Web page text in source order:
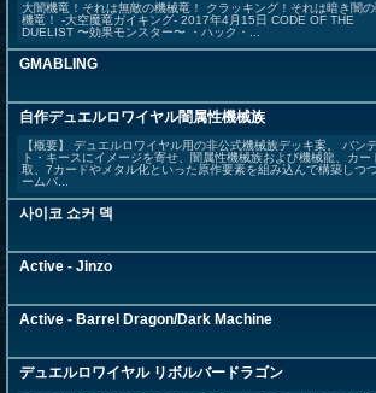
大闇機竜！それは無敵の機械竜！ クラッキング！それは暗き闇の
機竜！ -大空魔竜ガイキング- 2017年4月15日 CODE OF THE
DUELIST 〜効果モンスター〜 ・ハック・...
GMABLING
自作デュエルロワイヤル闇属性機械族
【概要】 デュエルロワイヤル用の非公式機械族デッキ案。 バン
ト・キースにイメージを寄せ、闇属性機械族および機械龍、カー
取、7カードやメタル化といった原作要素を組み込んで構築しつ
ームバ...
사이코 쇼커 덱
Active - Jinzo
Active - Barrel Dragon/Dark Machine
デュエルロワイヤル リボルバードラゴン